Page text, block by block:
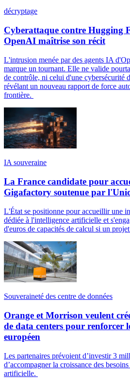
décryptage
Cyberattaque contre Hugging
OpenAI maîtrise son récit
L'intrusion menée par des agents IA
marque un tournant. Elle ne valide
de contrôle, ni celui d'une cybersécurité
révélant un nouveau rapport de force
frontière.
IA souveraine
La France candidate pour
Gigafactory soutenue par
L'État se positionne pour accueillir une
dédiée à l'intelligence artificielle et
d'euros de capacités de calcul si un
Souveraineté des centre de données
Orange et Morrison veulent
de data centers pour renforcer
européen
Les partenaires prévoient d’investir 3
d’accompagner la croissance des
artificielle.